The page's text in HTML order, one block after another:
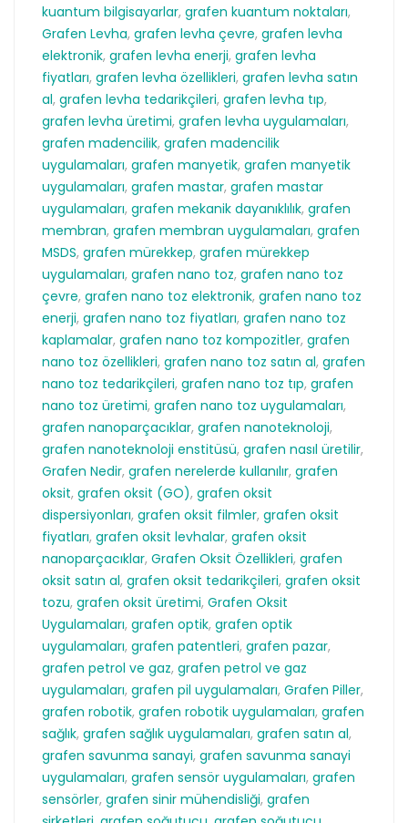
kuantum bilgisayarlar, grafen kuantum noktaları,
Grafen Levha, grafen levha çevre, grafen levha
elektronik, grafen levha enerji, grafen levha
fiyatları, grafen levha özellikleri, grafen levha satın
al, grafen levha tedarikçileri, grafen levha tıp,
grafen levha üretimi, grafen levha uygulamaları,
grafen madencilik, grafen madencilik
uygulamaları, grafen manyetik, grafen manyetik
uygulamaları, grafen mastar, grafen mastar
uygulamaları, grafen mekanik dayanıklılık, grafen
membran, grafen membran uygulamaları, grafen
MSDS, grafen mürekkep, grafen mürekkep
uygulamaları, grafen nano toz, grafen nano toz
çevre, grafen nano toz elektronik, grafen nano toz
enerji, grafen nano toz fiyatları, grafen nano toz
kaplamalar, grafen nano toz kompozitler, grafen
nano toz özellikleri, grafen nano toz satın al, grafen
nano toz tedarikçileri, grafen nano toz tıp, grafen
nano toz üretimi, grafen nano toz uygulamaları,
grafen nanoparçacıklar, grafen nanoteknoloji,
grafen nanoteknoloji enstitüsü, grafen nasıl üretilir,
Grafen Nedir, grafen nerelerde kullanılır, grafen
oksit, grafen oksit (GO), grafen oksit
dispersiyonları, grafen oksit filmler, grafen oksit
fiyatları, grafen oksit levhalar, grafen oksit
nanoparçacıklar, Grafen Oksit Özellikleri, grafen
oksit satın al, grafen oksit tedarikçileri, grafen oksit
tozu, grafen oksit üretimi, Grafen Oksit
Uygulamaları, grafen optik, grafen optik
uygulamaları, grafen patentleri, grafen pazar,
grafen petrol ve gaz, grafen petrol ve gaz
uygulamaları, grafen pil uygulamaları, Grafen Piller,
grafen robotik, grafen robotik uygulamaları, grafen
sağlık, grafen sağlık uygulamaları, grafen satın al,
grafen savunma sanayi, grafen savunma sanayi
uygulamaları, grafen sensör uygulamaları, grafen
sensörler, grafen sinir mühendisliği, grafen